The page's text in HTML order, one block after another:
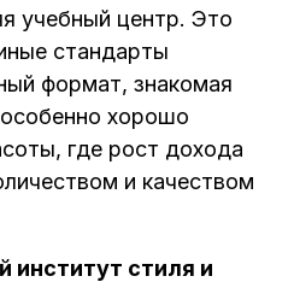
учебный центр. Это
стандарты
формат, знакомая
хорошо
где рост дохода
и качеством
институт стиля и